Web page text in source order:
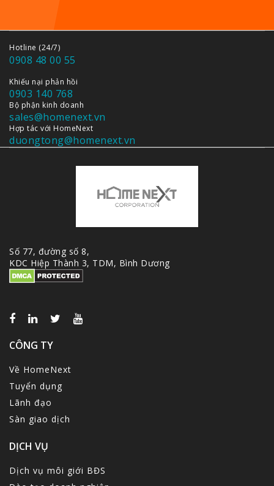
Hotline (24/7)
0908 48 00 55
Khiếu nại phản hồi
0903 140 768
Bộ phận kinh doanh
sales@homenext.vn
Hợp tác với HomeNext
duongtong@homenext.vn
Số 77, đường số 8,
KDC Hiệp Thành 3, TDM, Bình Dương
CÔNG TY
Về HomeNext
Tuyển dụng
Lãnh đạo
Sàn giao dịch
DỊCH VỤ
Dịch vụ môi giới BĐS